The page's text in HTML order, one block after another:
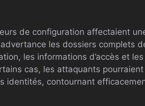
de configuration affectaient
les dossiers complets
les informations d’accès et
cas, les attaquants
identités, contournant